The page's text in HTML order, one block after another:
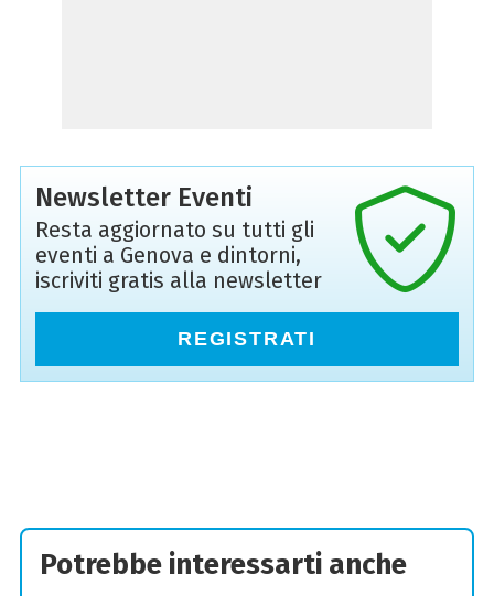
Newsletter Eventi
Resta aggiornato su tutti gli
eventi a Genova e dintorni,
iscriviti gratis alla newsletter
REGISTRATI
Potrebbe interessarti anche